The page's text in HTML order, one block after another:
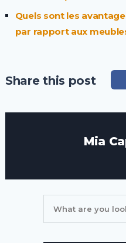
Quels sont les
par rapport aux
Share this post
Mia